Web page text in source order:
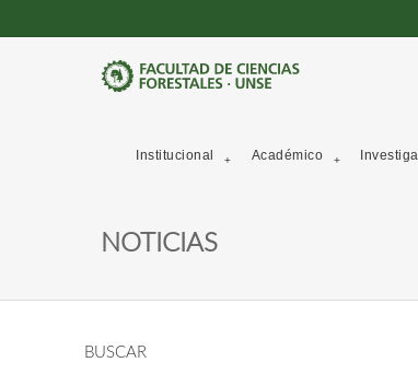
Institucional Académico
NOTICIAS
BUSCAR